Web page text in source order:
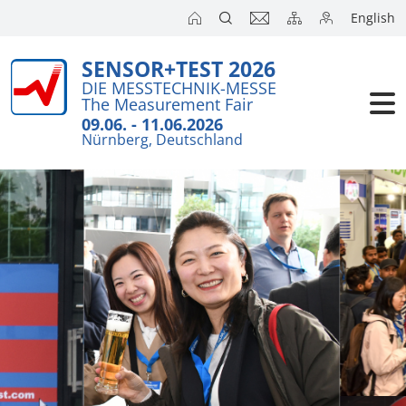
English
SENSOR+TEST 2026
DIE MESSTECHNIK-MESSE
The Measurement Fair
09.06. - 11.06.2026
Nürnberg, Deutschland